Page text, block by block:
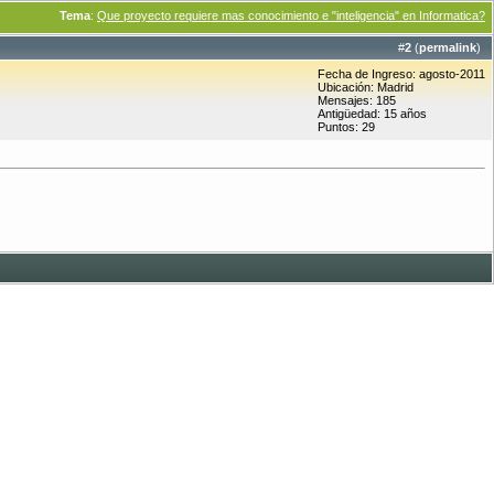
Tema: Que proyecto requiere mas conocimiento e "inteligencia" en Informatica?
#2 (permalink)
Fecha de Ingreso: agosto-2011
Ubicación: Madrid
Mensajes: 185
Antigüedad: 15 años
Puntos: 29